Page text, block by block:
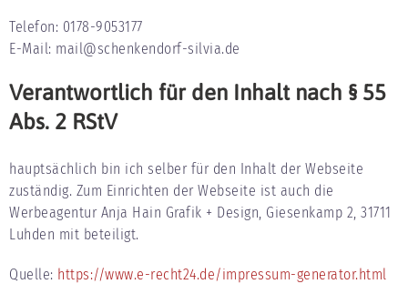
Telefon: 0178-9053177
E-Mail: mail@schenkendorf-silvia.de
Verantwortlich für den Inhalt nach § 55
Abs. 2 RStV
hauptsächlich bin ich selber für den Inhalt der Webseite
zuständig. Zum Einrichten der Webseite ist auch die
Werbeagentur Anja Hain Grafik + Design, Giesenkamp 2, 31711
Luhden mit beteiligt.
Quelle: https://www.e-recht24.de/impressum-generator.html